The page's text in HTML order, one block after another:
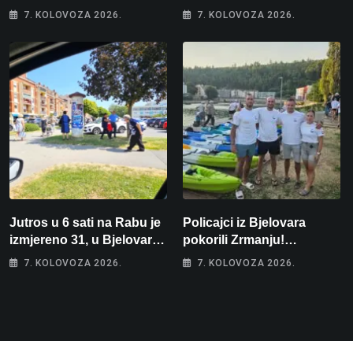
auto za tjedan dana, a
7. KOLOVOZA 2026.
Zbog člana obitelji vrijeđao
7. KOLOVOZA 2026.
Jutros u 6 sati na Rabu je
izmjereno 31, u Bjelovaru
malo više od 25. Stiže nam
7. KOLOVOZA 2026.
Policajci iz Bjelovara
pokorili Zrmanju!
Magdalena i Tomislav
7. KOLOVOZA 2026.